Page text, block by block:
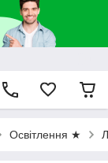
Освітлення ★